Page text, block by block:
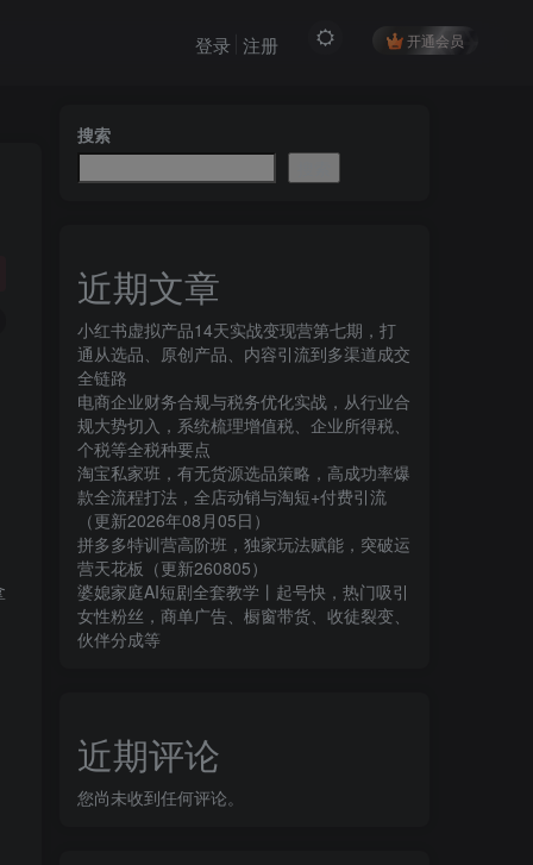
开通会员
登录 注册
搜索
近期文章
小红书虚拟产品14天实战变现营第七期，打
通从选品、原创产品、内容引流到多渠道成交
全链路
电商企业财务合规与税务优化实战，从行业合
规大势切入，系统梳理增值税、企业所得税、
个税等全税种要点
淘宝私家班，有无货源选品策略，高成功率爆
款全流程打法，全店动销与淘短+付费引流
（更新2026年08月05日）
拼多多特训营高阶班，独家玩法赋能，突破运
营天花板（更新260805）
婆媳家庭AI短剧全套教学丨起号快，热门吸引
女性粉丝，商单广告、橱窗带货、收徒裂变、
伙伴分成等
近期评论
您尚未收到任何评论。